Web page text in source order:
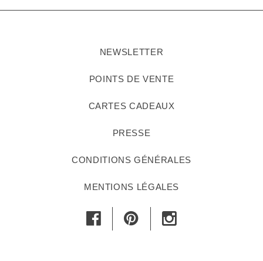
NEWSLETTER
POINTS DE VENTE
CARTES CADEAUX
PRESSE
CONDITIONS GÉNÉRALES
MENTIONS LÉGALES